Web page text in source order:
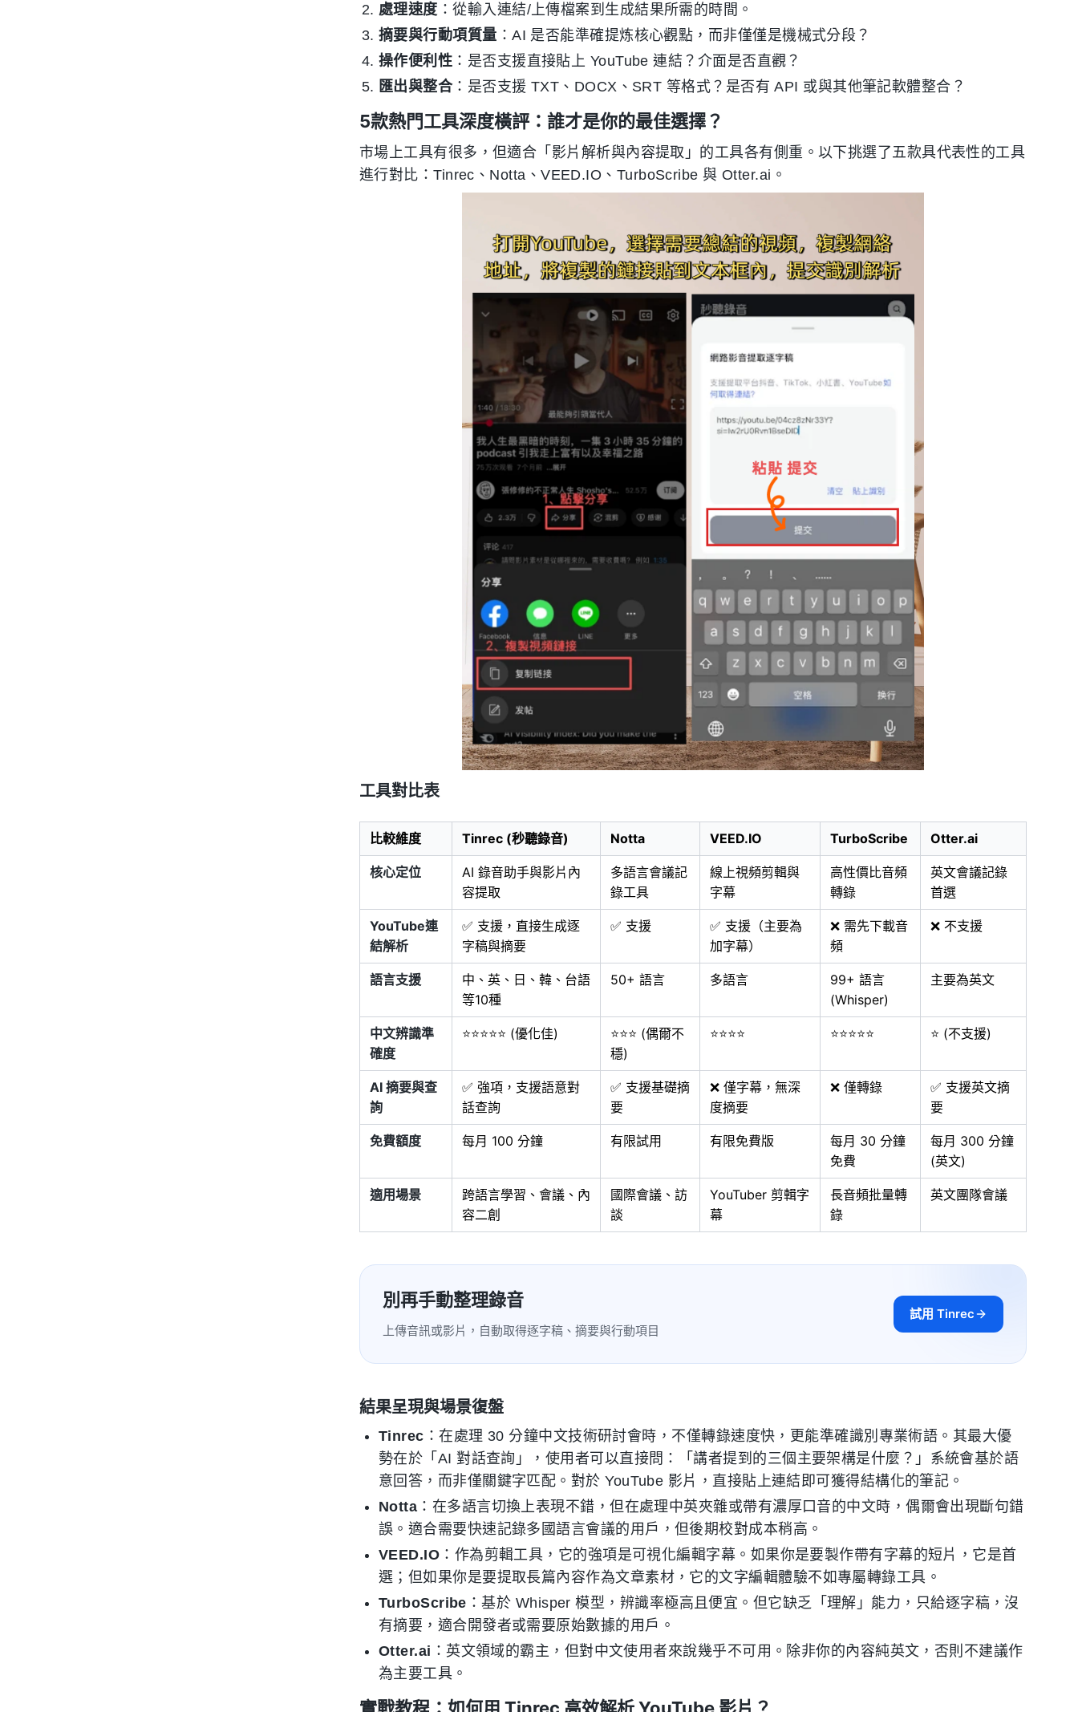
處理速度 ：從輸入連結/上傳檔案到生成結果所需的時間。
摘要與行動項質量 ：AI 是否能準確提炼核心觀點，而非僅僅是機械式分段？
操作便利性 ：是否支援直接貼上 YouTube 連結？介面是否直觀？
匯出與整合：是否支援 TXT、DOCX、SRT 等格式？是否有 API 或與其他筆記軟體整合？
5款熱門工具深度橫評：誰才是你的最佳選擇？
市場上工具有很多，但適合「影片解析與內容提取」的工具各有側重。以下挑選了五款具代表性的工具
進行對比：Tinrec、Notta、VEED.IO、TurboScribe 與 Otter.ai。
工具對比表
比較維度 Tinrec (秒聽錄音) Notta VEED.IO TurboScribe Otter.ai
核心定位
AI 錄音助手與影片內
容提取
多語言會議記
錄工具
線上視頻剪輯與
字幕
高性價比音頻
轉錄
英文會議記錄
首選
YouTube連
結解析
✅ 支援，直接生成逐
字稿與摘要
✅ 支援
✅ 支援（主要為
加字幕）
❌ 需先下載音
頻
❌ 不支援
語言支援
中、英、日、韓、台語
等10種
50+ 語言 多語言
99+ 語言
(Whisper)
主要為英文
中文辨識準
確度
⭐⭐⭐⭐⭐ (優化佳)
⭐⭐⭐ (偶爾不
穩)
⭐⭐⭐⭐ ⭐⭐⭐⭐⭐ ⭐ (不支援)
AI 摘要與查
詢
✅ 強項，支援語意對
話查詢
✅ 支援基礎摘
要
❌ 僅字幕，無深
度摘要
❌ 僅轉錄
✅ 支援英文摘
要
免費額度 每月 100 分鐘 有限試用 有限免費版
每月 30 分鐘
免費
每月 300 分鐘
(英文)
適用場景
跨語言學習、會議、內
容二創
國際會議、訪
談
YouTuber 剪輯字
幕
長音頻批量轉
錄
英文團隊會議
別再手動整理錄音
上傳音訊或影片，自動取得逐字稿、摘要與行動項目
試用 Tinrec
結果呈現與場景復盤
Tinrec ：在處理 30 分鐘中文技術研討會時，不僅轉錄速度快，更能準確識別專業術語。其最大優
勢在於「AI 對話查詢」，使用者可以直接問：「講者提到的三個主要架構是什麼？」系統會基於語
意回答，而非僅關鍵字匹配。對於 YouTube 影片，直接貼上連結即可獲得結構化的筆記。
Notta ：在多語言切換上表現不錯，但在處理中英夾雜或帶有濃厚口音的中文時，偶爾會出現斷句錯
誤。適合需要快速記錄多國語言會議的用戶，但後期校對成本稍高。
VEED.IO ：作為剪輯工具，它的強項是可視化編輯字幕。如果你是要製作帶有字幕的短片，它是首
選；但如果你是要提取長篇內容作為文章素材，它的文字編輯體驗不如專屬轉錄工具。
TurboScribe ：基於 Whisper 模型，辨識率極高且便宜。但它缺乏「理解」能力，只給逐字稿，沒
有摘要，適合開發者或需要原始數據的用戶。
Otter.ai ：英文領域的霸主，但對中文使用者來說幾乎不可用。除非你的內容純英文，否則不建議作
為主要工具。